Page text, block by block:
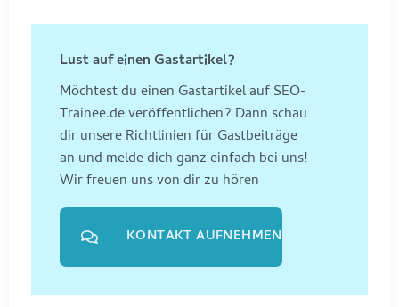
Lust auf einen Gastartikel?
Möchtest du einen Gastartikel auf SEO-
Trainee.de veröffentlichen? Dann schau
dir unsere Richtlinien für Gastbeiträge
an und melde dich ganz einfach bei uns!
Wir freuen uns von dir zu hören
KONTAKT AUFNEHMEN